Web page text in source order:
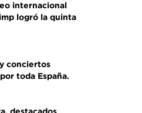
internacional
logró la quinta
conciertos
toda España.